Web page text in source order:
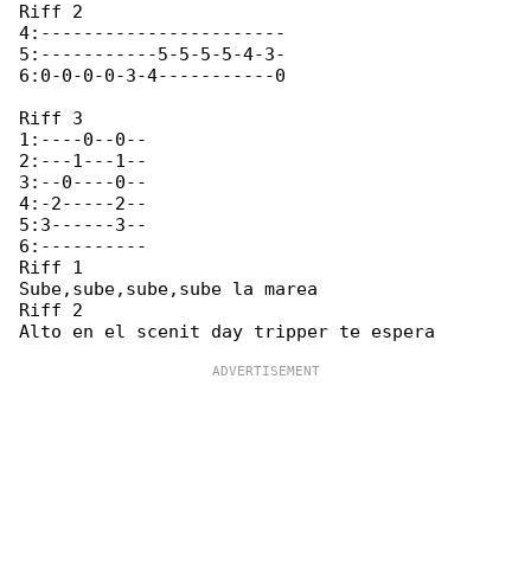
Riff 2
4:-----------------------
5:-----------5-5-5-5-4-3-
6:0-0-0-0-3-4-----------0
Riff 3
1:----0--0--
2:---1---1--
3:--0----0--
4:-2-----2--
5:3------3--
6:----------
Riff 1
Sube,sube,sube,sube la marea
Riff 2